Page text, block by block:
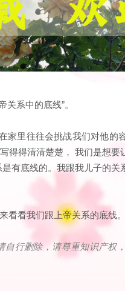
系中的底线”。
家里往往会挑战我们对他的
得得清清楚楚， 我们是想
有底线的。我跟我儿子的
看我们跟上帝关系的底线。
自行删除，请尊重知识产权